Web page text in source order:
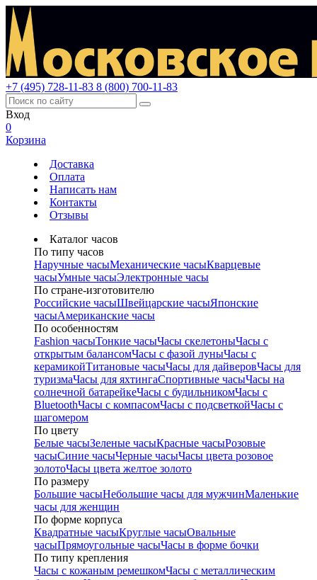
+7 (495) 728-11-83 8 (800) 700-11-83
Вход
0
Корзина
Доставка
Оплата
Написать нам
Контакты
Отзывы
Каталог часов
По типу часов
Наручные часыМеханические часыКварцевые
часыУмные часыЭлектронные часы
По стране-изготовителю
Российские часыШвейцарские часыЯпонские
часыАмериканские часы
По особенностям
Fashion часыТонкие часыЧасы скелетоныЧасы с
открытым балансомЧасы с фазой луныЧасы с
керамикойТитановые часыЧасы для дайверовЧасы для
туризмаЧасы для яхтингаСпортивные часыЧасы на
солнечной батарейкеЧасы с будильникомЧасы с
BluetoothЧасы с компасомЧасы с подсветкойЧасы с
шагомером
По цвету
Белые часыЗеленые часыКрасные часыРозовые
часыСиние часыЧерные часыЧасы цвета розовое
золотоЧасы цвета желтое золото
По размеру
Большие часыНебольшие часы для мужчинМаленькие
часы для женщин
По форме корпуса
Квадратные часыКруглые часыОвальные
часыПрямоугольные часыЧасы в форме бочки
По типу крепления
Часы с кожаным ремешкомЧасы с металлическим